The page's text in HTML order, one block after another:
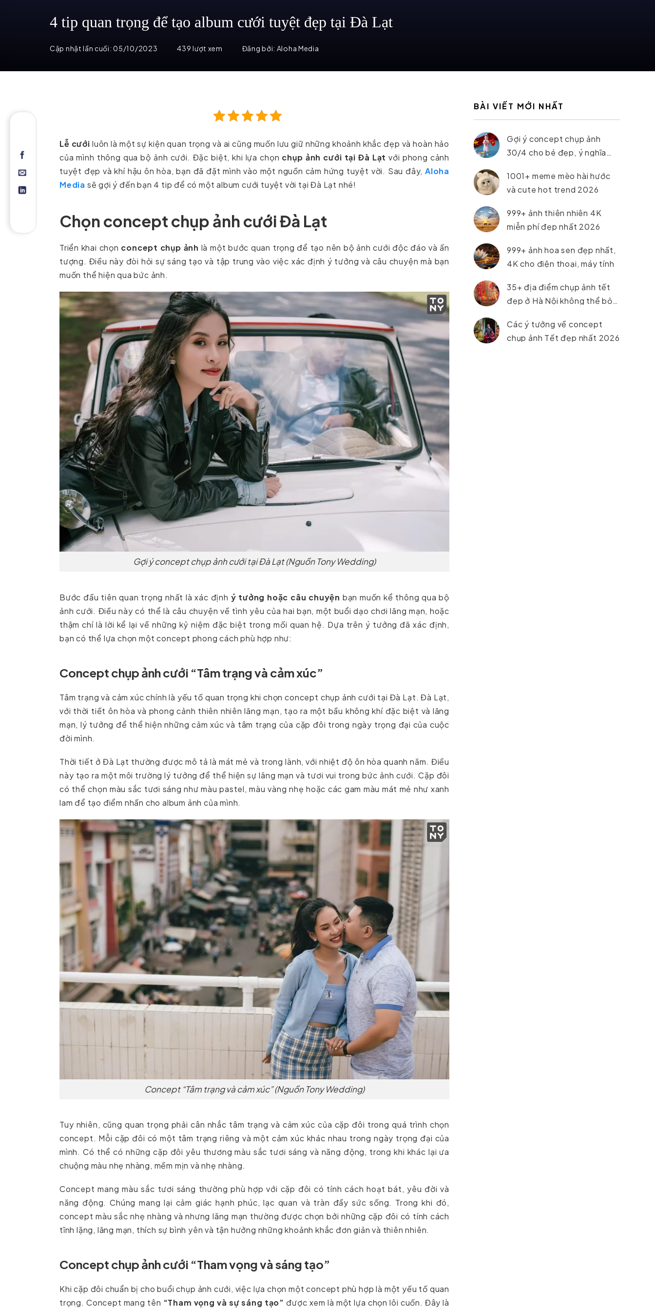
4 tip quan trọng để tạo album cưới tuyệt đẹp tại Đà Lạt
Cập nhật lần cuối:05/10/2023 439 lượt xem Đăng bởi: Aloha Media
Lễ cưới luôn là một sự kiện quan trọng và ai cũng muốn lưu giữ những khoảnh khắc đẹp và hoàn hảo
của mình thông qua bộ ảnh cưới. Đặc biệt, khi lựa chọn chụp ảnh cưới tại Đà Lạt với phong cảnh
tuyệt đẹp và khí hậu ôn hòa, bạn đã đặt mình vào một nguồn cảm hứng tuyệt vời. Sau đây, Aloha
Media sẽ gợi ý đến bạn 4 tip để có một album cưới tuyệt vời tại Đà Lạt nhé!
Chọn concept chụp ảnh cưới Đà Lạt
Triển khai chọn concept chụp ảnh là một bước quan trọng để tạo nên bộ ảnh cưới độc đáo và ấn
tượng. Điều này đòi hỏi sự sáng tạo và tập trung vào việc xác định ý tưởng và câu chuyện mà bạn
muốn thể hiện qua bức ảnh.
Gợi ý concept chụp ảnh cưới tại Đà Lạt (Nguồn Tony Wedding)
Bước đầu tiên quan trọng nhất là xác định ý tưởng hoặc câu chuyện bạn muốn kể thông qua bộ
ảnh cưới. Điều này có thể là câu chuyện về tình yêu của hai bạn, một buổi dạo chơi lãng mạn, hoặc
thậm chí là lời kể lại về những kỷ niệm đặc biệt trong mối quan hệ. Dựa trên ý tưởng đã xác định,
bạn có thể lựa chọn một concept phong cách phù hợp như:
Concept chụp ảnh cưới “Tâm trạng và cảm xúc”
Tâm trạng và cảm xúc chính là yếu tố quan trọng khi chọn concept chụp ảnh cưới tại Đà Lạt. Đà Lạt,
với thời tiết ôn hòa và phong cảnh thiên nhiên lãng mạn, tạo ra một bầu không khí đặc biệt và lãng
mạn, lý tưởng để thể hiện những cảm xúc và tâm trạng của cặp đôi trong ngày trọng đại của cuộc
đời mình.
Thời tiết ở Đà Lạt thường được mô tả là mát mẻ và trong lành, với nhiệt độ ôn hòa quanh năm. Điều
này tạo ra một môi trường lý tưởng để thể hiện sự lãng mạn và tươi vui trong bức ảnh cưới. Cặp đôi
có thể chọn màu sắc tươi sáng như màu pastel, màu vàng nhẹ hoặc các gam màu mát mẻ như xanh
lam để tạo điểm nhấn cho album ảnh của mình.
Concept “Tâm trạng và cảm xúc” (Nguồn Tony Wedding)
Tuy nhiên, cũng quan trọng phải cân nhắc tâm trạng và cảm xúc của cặp đôi trong quá trình chọn
concept. Mỗi cặp đôi có một tâm trạng riêng và một cảm xúc khác nhau trong ngày trọng đại của
mình. Có thể có những cặp đôi yêu thương màu sắc tươi sáng và năng động, trong khi khác lại ưa
chuộng màu nhẹ nhàng, mềm mịn và nhẹ nhàng.
Concept mang màu sắc tươi sáng thường phù hợp với cặp đôi có tính cách hoạt bát, yêu đời và
năng động. Chúng mang lại cảm giác hạnh phúc, lạc quan và tràn đầy sức sống. Trong khi đó,
concept màu sắc nhẹ nhàng và nhưng lãng mạn thường được chọn bởi những cặp đôi có tính cách
tĩnh lặng, lãng mạn, thích sự bình yên và tận hưởng những khoảnh khắc đơn giản và thiên nhiên.
Concept chụp ảnh cưới “Tham vọng và sáng tạo”
Khi cặp đôi chuẩn bị cho buổi chụp ảnh cưới, việc lựa chọn một concept phù hợp là một yếu tố quan
trọng. Concept mang tên “Tham vọng và sự sáng tạo” được xem là một lựa chọn lôi cuốn. Đây là
BÀI VIẾT MỚI NHẤT
Gợi ý concept chụp ảnh
30/4 cho bé đẹp, ý nghĩa
1001+ meme mèo hài hước
và cute hot trend 2026
999+ ảnh thiên nhiên 4K
miễn phí đẹp nhất 2026
999+ ảnh hoa sen đẹp nhất,
4K cho điện thoại, máy tính
35+ địa điểm chụp ảnh tết
đẹp ở Hà Nội không thể bỏ
Các ý tưởng về concept
chụp ảnh Tết đẹp nhất 2026